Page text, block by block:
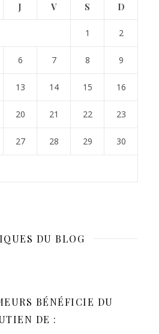
J V S D
1 2
6 7 8 9
13 14 15 16
20 21 22 23
27 28 29 30
DU BLOG
BÉNÉFICIE DU
DE :